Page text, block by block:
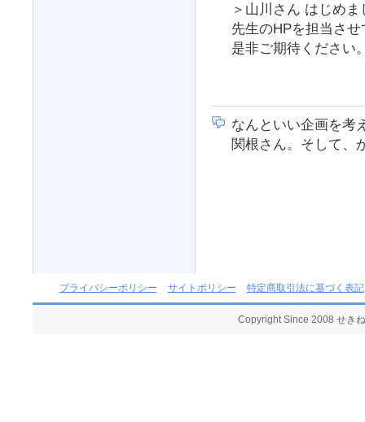
＞山川さん はじめ
先生のHPを担当さ
是非ご期待ください
なんといい企画を考
関根さん。そして、
プライバシーポリシー サイトポリシー 特定商取引法に基づく表記
Copyright Since 2008 せき